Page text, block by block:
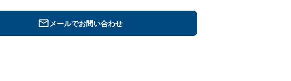
メールでお問い合わせ